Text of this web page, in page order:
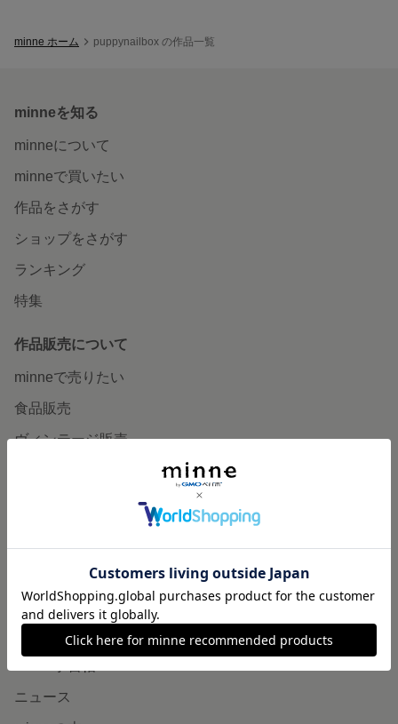
minne ホーム puppynailbox の作品一覧
minneを知る
minneについて
minneで買いたい
作品をさがす
ショップをさがす
ランキング
特集
作品販売について
minneで売りたい
食品販売
ヴィンテージ販売
読みもの
minneとものづくりと
ニュース